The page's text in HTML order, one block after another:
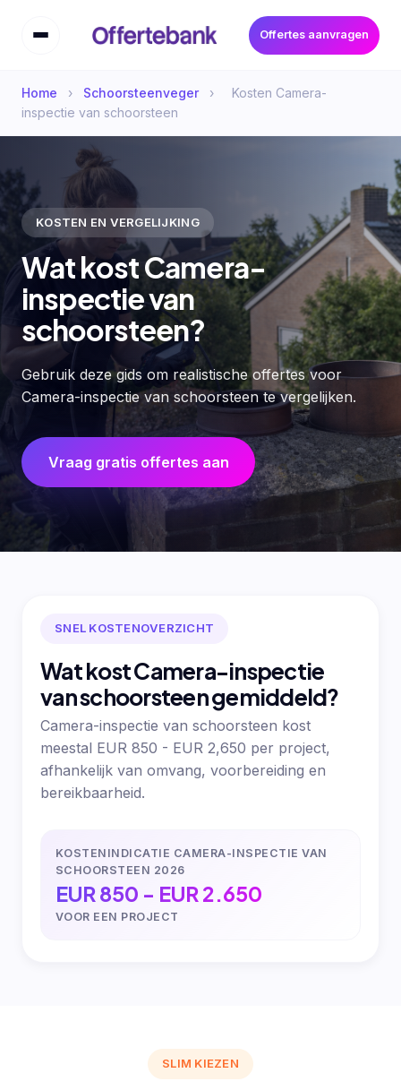
Offertes aanvragen
Home › Schoorsteenveger ›
Kosten Camera-
inspectie van schoorsteen
KOSTEN EN VERGELIJKING
Wat kost Camera-
inspectie van
schoorsteen?
Gebruik deze gids om realistische offertes voor
Camera-inspectie van schoorsteen te vergelijken.
Vraag gratis offertes aan
SNEL KOSTENOVERZICHT
Wat kost Camera-inspectie
van schoorsteen gemiddeld?
Camera-inspectie van schoorsteen kost
meestal EUR 850 - EUR 2,650 per project,
afhankelijk van omvang, voorbereiding en
bereikbaarheid.
KOSTENINDICATIE CAMERA-INSPECTIE VAN
SCHOORSTEEN 2026
EUR 850 - EUR 2.650
VOOR EEN PROJECT
SLIM KIEZEN